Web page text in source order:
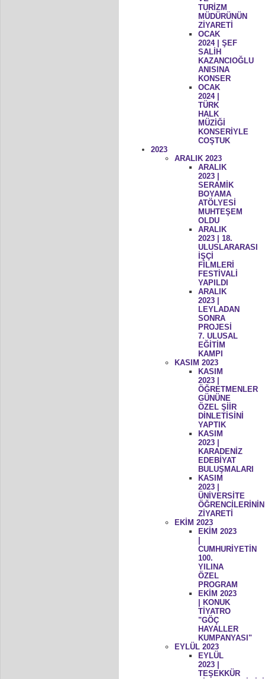
TURİZM
MÜDÜRÜNÜN
ZİYARETİ
OCAK
2024 | ŞEF
SALİH
KAZANCIOĞLU
ANISINA
KONSER
OCAK
2024 |
TÜRK
HALK
MÜZİĞİ
KONSERİYLE
COŞTUK
2023
ARALIK 2023
ARALIK
2023 |
SERAMİK
BOYAMA
ATÖLYESİ
MUHTEŞEM
OLDU
ARALIK
2023 | 18.
ULUSLARARASI
İŞÇİ
FİLMLERİ
FESTİVALİ
YAPILDI
ARALIK
2023 |
LEYLADAN
SONRA
PROJESİ
7. ULUSAL
EĞİTİM
KAMPI
KASIM 2023
KASIM
2023 |
ÖĞRETMENLER
GÜNÜNE
ÖZEL ŞİİR
DİNLETİSİNİ
YAPTIK
KASIM
2023 |
KARADENİZ
EDEBİYAT
BULUŞMALARI
KASIM
2023 |
ÜNİVERSİTE
ÖĞRENCİLERİNİN
ZİYARETİ
EKİM 2023
EKİM 2023
CUMHURİYETİN
100.
YILINA
ÖZEL
PROGRAM
EKİM 2023
| KONUK
TİYATRO
"GÖÇ
HAYALLER
KUMPANYASI"
EYLÜL 2023
EYLÜL
2023 |
TEŞEKKÜR